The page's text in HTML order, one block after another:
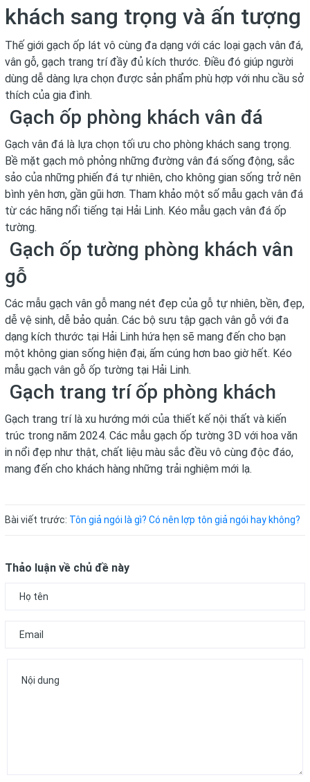
khách sang trọng và ấn tượng
Thế giới gạch ốp lát vô cùng đa dạng với các loại gạch vân đá,
vân gỗ, gạch trang trí đầy đủ kích thước. Điều đó giúp người
dùng dễ dàng lựa chọn được sản phẩm phù hợp với nhu cầu sở
thích của gia đình.
Gạch ốp phòng khách vân đá
Gạch vân đá là lựa chọn tối ưu cho phòng khách sang trọng.
Bề mặt gạch mô phỏng những đường vân đá sống động, sắc
sảo của những phiến đá tự nhiên, cho không gian sống trở nên
bình yên hơn, gần gũi hơn. Tham khảo một số mẫu gạch vân đá
từ các hãng nổi tiếng tại Hải Linh. Kéo mẫu gạch vân đá ốp
tường.
Gạch ốp tường phòng khách vân
gỗ
Các mẫu gạch vân gỗ mang nét đẹp của gỗ tự nhiên, bền, đẹp,
dễ vệ sinh, dễ bảo quản. Các bộ sưu tập gạch vân gỗ với đa
dạng kích thước tại Hải Linh hứa hẹn sẽ mang đến cho bạn
một không gian sống hiện đại, ấm cúng hơn bao giờ hết. Kéo
mẫu gạch vân gỗ ốp tường tại Hải Linh.
Gạch trang trí ốp phòng khách
Gạch trang trí là xu hướng mới của thiết kế nội thất và kiến
trúc trong năm 2024. Các mẫu gạch ốp tường 3D với hoa văn
in nổi đẹp như thật, chất liệu màu sắc đều vô cùng độc đáo,
mang đến cho khách hàng những trải nghiệm mới lạ.
Bài viết trước: Tôn giả ngói là gì? Có nên lợp tôn giả ngói hay không?
Thảo luận về chủ đề này